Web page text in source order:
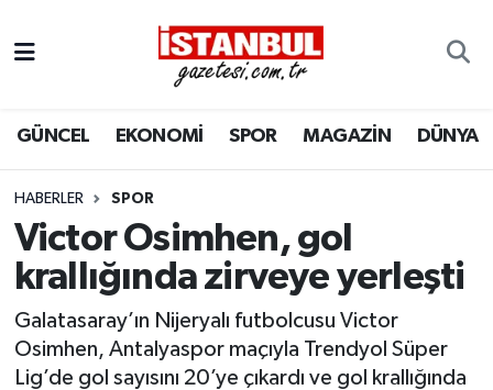
GÜNCEL EKONOMİ SPOR MAGAZİN DÜNYA
HABERLER SPOR
Victor Osimhen, gol
krallığında zirveye yerleşti
Galatasaray’ın Nijeryalı futbolcusu Victor
Osimhen, Antalyaspor maçıyla Trendyol Süper
Lig’de gol sayısını 20’ye çıkardı ve gol krallığında
EKONOMİ
İSTANBUL
DÜNYA
MAGAZİN
Nöbetçi Eczaneler
Hava Durumu
Trafik Durumu
Süper Lig Puan Durumu ve Fikstür
Son Dakika Haberleri